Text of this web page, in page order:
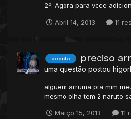
2º: Agora para voce
Abril 14, 2013 11
pedido preciso
uma questão postou
alguem arruma pra mim
mesmo olha tem 2 naruto
Março 15, 2013 11